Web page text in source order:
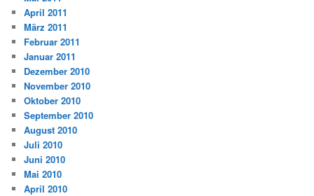
April 2011
März 2011
Februar 2011
Januar 2011
Dezember 2010
November 2010
Oktober 2010
September 2010
August 2010
Juli 2010
Juni 2010
Mai 2010
April 2010